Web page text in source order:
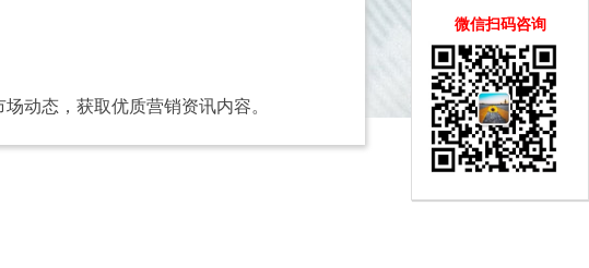
动态，获取优质营销资讯内容。
微信扫码咨询